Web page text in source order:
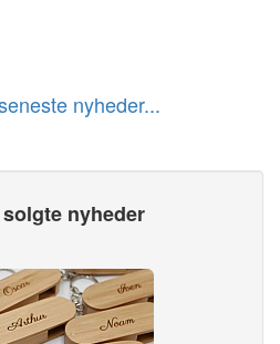
nyheder...
nyheder